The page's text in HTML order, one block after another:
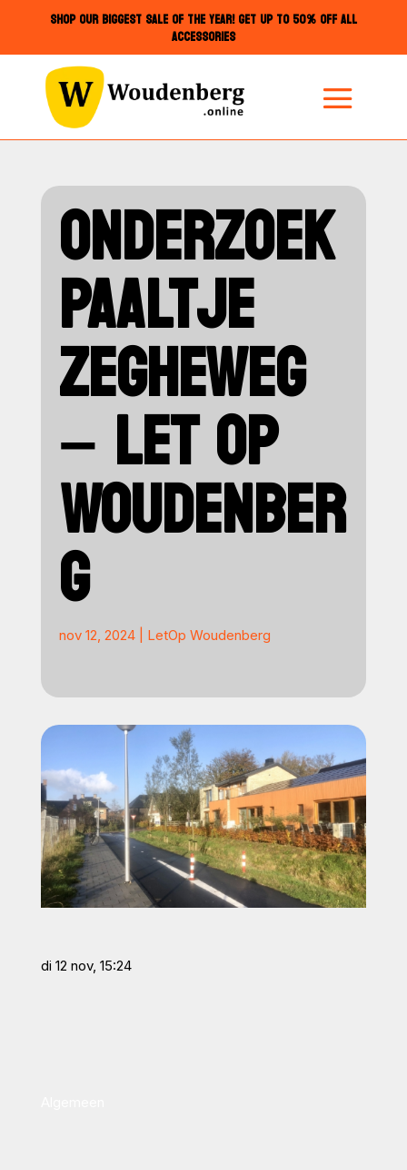
SHOP OUR BIGGEST SALE OF THE YEAR! GET UP TO 50% OFF ALL
ACCESSORIES
ONDERZOEK
PAALTJE
ZEGHEWEG
– LET OP
WOUDENBER
G
nov 12, 2024| LetOp Woudenberg
di 12 nov, 15:24